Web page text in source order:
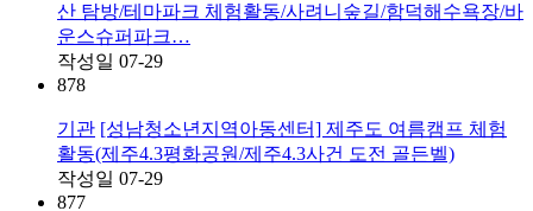
산 탐방/테마파크 체험활동/사려니숲길/함덕해수욕장/바
운스슈퍼파크…
작성일 07-29
878
기관 [성남청소년지역아동센터] 제주도 여름캠프 체험
활동(제주4.3평화공원/제주4.3사건 도전 골든벨)
작성일 07-29
877